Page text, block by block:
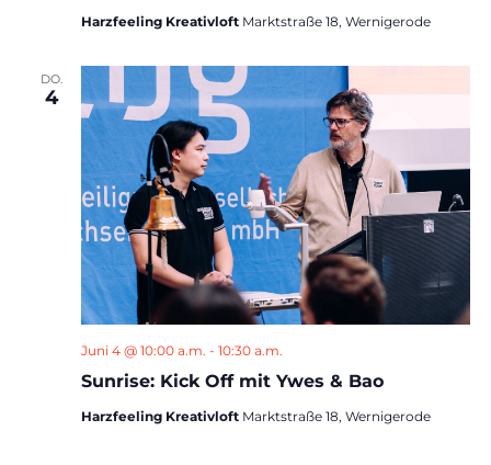
Harzfeeling Kreativloft Marktstraße 18, Wernigerode
DO.
4
Sunrise: Kick Off mit Ywes & Bao
Juni 4 @ 10:00 a.m. - 10:30 a.m.
Harzfeeling Kreativloft Marktstraße 18, Wernigerode